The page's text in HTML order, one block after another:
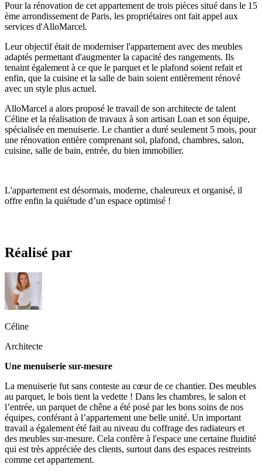
Pour la rénovation de cet appartement de trois pièces situé dans le 15
ème arrondissement de Paris, les propriétaires ont fait appel aux
services d'AlloMarcel.
Leur objectif était de moderniser l'appartement avec des meubles
adaptés permettant d'augmenter la capacité des rangements. Ils
tenaint également à ce que le parquet et le plafond soient refait et
enfin, que la cuisine et la salle de bain soient entièrement rénové
avec un style plus actuel.
AlloMarcel a alors proposé le travail de son architecte de talent
Céline et la réalisation de travaux à son artisan Loan et son équipe,
spécialisée en menuiserie. Le chantier a duré seulement 5 mois, pour
une rénovation entière comprenant sol, plafond, chambres, salon,
cuisine, salle de bain, entrée, du bien immobilier.
L'appartement est désormais, moderne, chaleureux et organisé, il
offre enfin la quiétude d’un espace optimisé !
Réalisé par
Céline
Architecte
Une menuiserie sur-mesure
La menuiserie fut sans conteste au cœur de ce chantier. Des meubles
au parquet, le bois tient la vedette ! Dans les chambres, le salon et
l’entrée, un parquet de chêne a été posé par les bons soins de nos
équipes, conférant à l’appartement une belle unité. Un important
travail a également été fait au niveau du coffrage des radiateurs et
des meubles sur-mesure. Cela confère à l'espace une certaine fluidité
qui est très appréciée des clients, surtout dans des espaces restreints
comme cet appartement.